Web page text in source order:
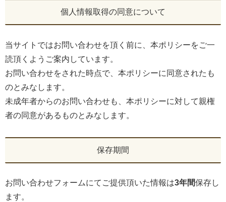
個人情報取得の同意について
当サイトではお問い合わせを頂く前に、本ポリシーをご一
読頂くようご案内しています。
お問い合わせをされた時点で、本ポリシーに同意されたも
のとみなします。
未成年者からのお問い合わせも、本ポリシーに対して親権
者の同意があるものとみなします。
保存期間
お問い合わせフォームにてご提供頂いた情報は3年間保存し
ます。